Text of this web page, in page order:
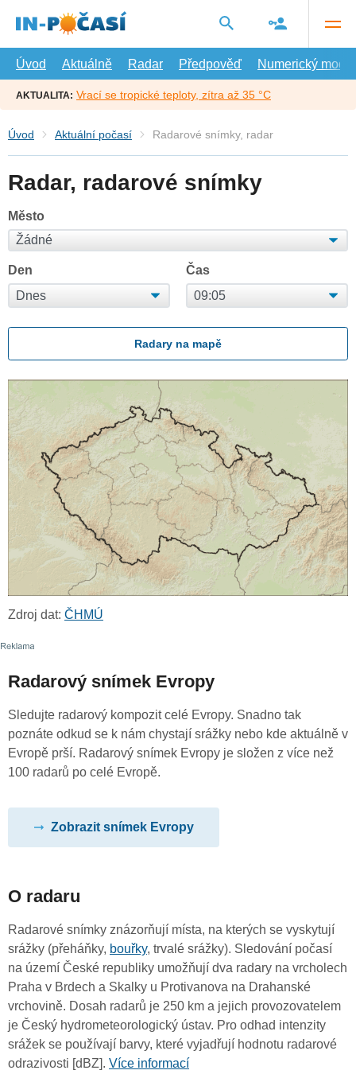
hlavní
Úvod
Aktuálně Radar Předpověď Numerický model
AKTUALITA: Vrací se tropické teploty, zítra až 35 °C
Úvod Aktuální počasí Radarové snímky, radar
Radar, radarové snímky
Město
Den Čas
Radary na mapě
Zdroj dat: ČHMÚ
Radarový snímek Evropy
Sledujte radarový kompozit celé Evropy. Snadno tak
poznáte odkud se k nám chystají srážky nebo kde aktuálně v
Evropě prší. Radarový snímek Evropy je složen z více než
100 radarů po celé Evropě.
Zobrazit snímek Evropy
O radaru
Radarové snímky znázorňují místa, na kterých se vyskytují
srážky (přeháňky, bouřky, trvalé srážky). Sledování počasí
na území České republiky umožňují dva radary na vrcholech
Praha v Brdech a Skalky u Protivanova na Drahanské
vrchovině. Dosah radarů je 250 km a jejich provozovatelem
je Český hydrometeorologický ústav. Pro odhad intenzity
srážek se používají barvy, které vyjadřují hodnotu radarové
odrazivosti [dBZ]. Více informací